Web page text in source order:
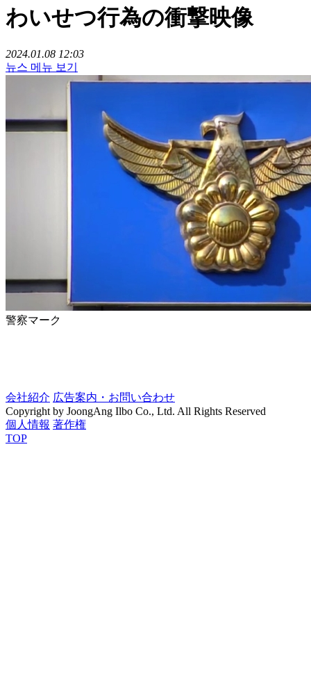
わいせつ行為の衝撃映像
2024.01.08 12:03
뉴스 메뉴 보기
警察マーク
会社紹介 広告案内・お問い合わせ
Copyright by JoongAng Ilbo Co., Ltd. All Rights Reserved
個人情報 著作権
TOP